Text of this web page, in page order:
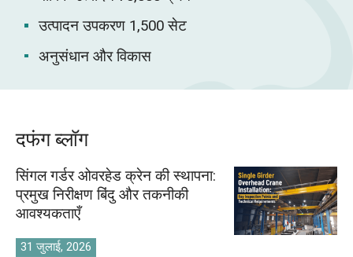
उत्पादन उपकरण 1,500 सेट
अनुसंधान और विकास
दफंग ब्लॉग
सिंगल गर्डर ओवरहेड क्रेन की स्थापना:
प्रमुख निरीक्षण बिंदु और तकनीकी
आवश्यकताएँ
31 जुलाई, 2026
Pilipino
اردو
Беларуская мова
Kiswahili
Dansk
Norsk
O‘zbekcha